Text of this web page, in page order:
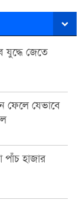
যুদ্ধে জেতে
ফেলে যেভাবে
পাঁচ হাজার